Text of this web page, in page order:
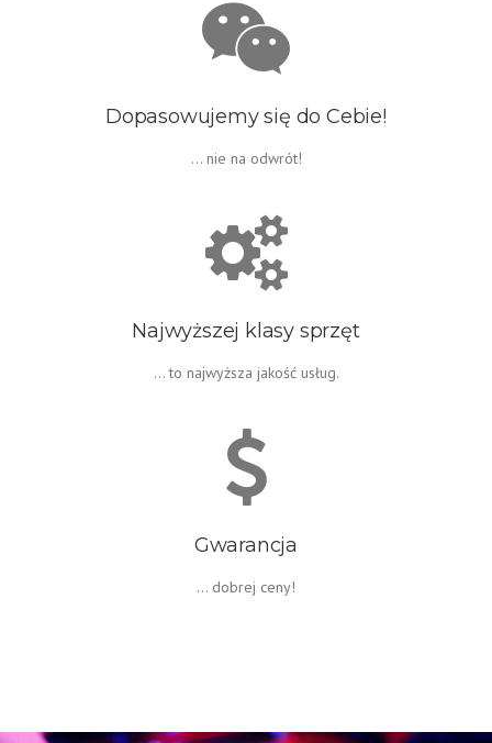
Dopasowujemy się do Cebie!
... nie na odwrót!
Najwyższej klasy sprzęt
... to najwyższa jakość usług.
Gwarancja
... dobrej ceny!